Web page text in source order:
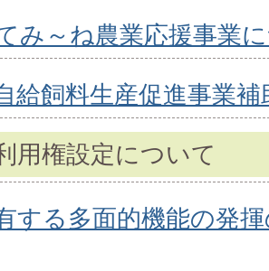
み～ね農業応援事業
給飼料生産促進事業補
用権設定について
する多面的機能の発